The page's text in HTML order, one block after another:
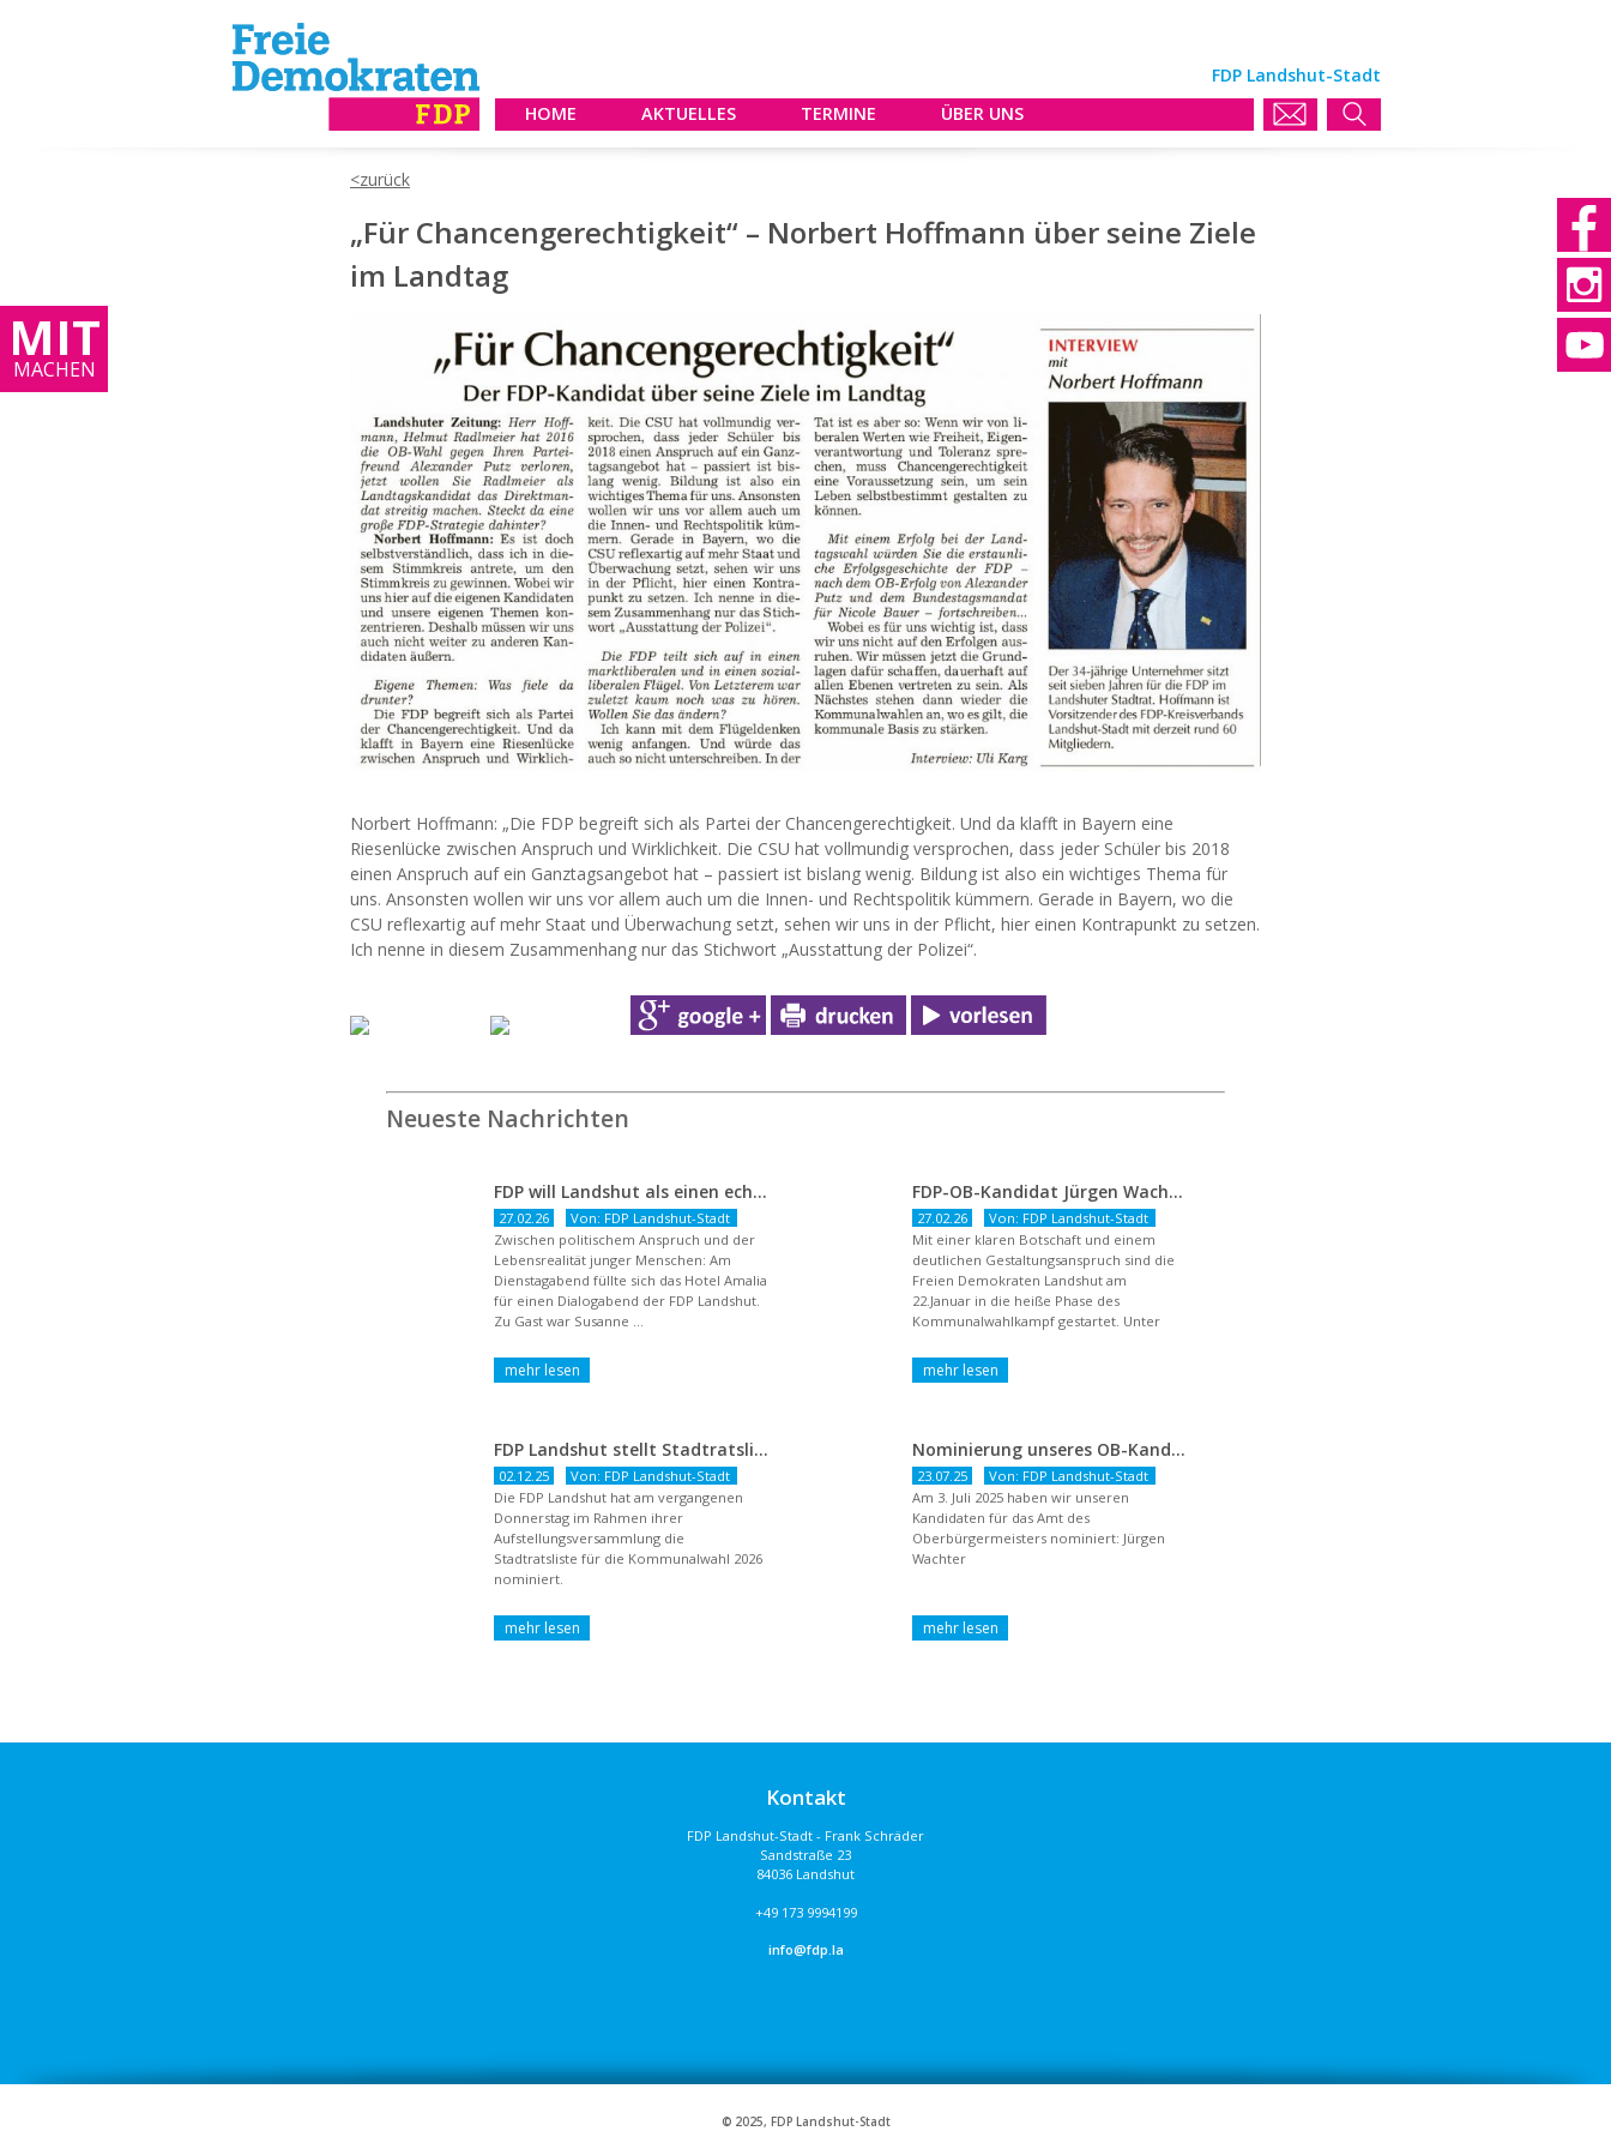
FDP Landshut-Stadt
HOME
AKTUELLES TERMINE ÜBER UNS
MIT
MACHEN
„Für Chancengerechtigkeit“ – Norbert Hoffmann über seine Ziele
im Landtag
Norbert Hoffmann: „Die FDP begreift sich als Partei der Chancengerechtigkeit. Und da klafft in Bayern eine
Riesenlücke zwischen Anspruch und Wirklichkeit. Die CSU hat vollmundig versprochen, dass jeder Schüler bis 2018
einen Anspruch auf ein Ganztagsangebot hat – passiert ist bislang wenig. Bildung ist also ein wichtiges Thema für
uns. Ansonsten wollen wir uns vor allem auch um die Innen- und Rechtspolitik kümmern. Gerade in Bayern, wo die
CSU reflexartig auf mehr Staat und Überwachung setzt, sehen wir uns in der Pflicht, hier einen Kontrapunkt zu setzen.
Ich nenne in diesem Zusammenhang nur das Stichwort „Ausstattung der Polizei“.
Neueste Nachrichten
FDP will Landshut als einen echten Chancenort gestalten
27.02.26
Von: FDP Landshut-Stadt
Zwischen politischem Anspruch und der
Lebensrealität junger Menschen: Am
Dienstagabend füllte sich das Hotel Amalia
für einen Dialogabend der FDP Landshut.
Zu Gast war Susanne ...
FDP-OB-Kandidat Jürgen Wachter: „Politik auf Pump ist unsozial“
27.02.26
Von: FDP Landshut-Stadt
Mit einer klaren Botschaft und einem
deutlichen Gestaltungsanspruch sind die
Freien Demokraten Landshut am
22.Januar in die heiße Phase des
Kommunalwahlkampf gestartet. Unter
FDP Landshut stellt Stadtratsliste für 2026 auf – OB-Kandidat Jürgen Wachter betont Gestaltungsanspruch und liberale Zukunftsvision
02.12.25
Von: FDP Landshut-Stadt
Die FDP Landshut hat am vergangenen
Donnerstag im Rahmen ihrer
Aufstellungsversammlung die
Stadtratsliste für die Kommunalwahl 2026
nominiert.
Nominierung unseres OB-Kandidaten
23.07.25
Von: FDP Landshut-Stadt
Am 3. Juli 2025 haben wir unseren
Kandidaten für das Amt des
Oberbürgermeisters nominiert: Jürgen
Wachter
Kontakt
FDP Landshut-Stadt - Frank Schräder
Sandstraße 23
84036 Landshut
+49 173 9994199
info@fdp.la
© 2025, FDP Landshut-Stadt